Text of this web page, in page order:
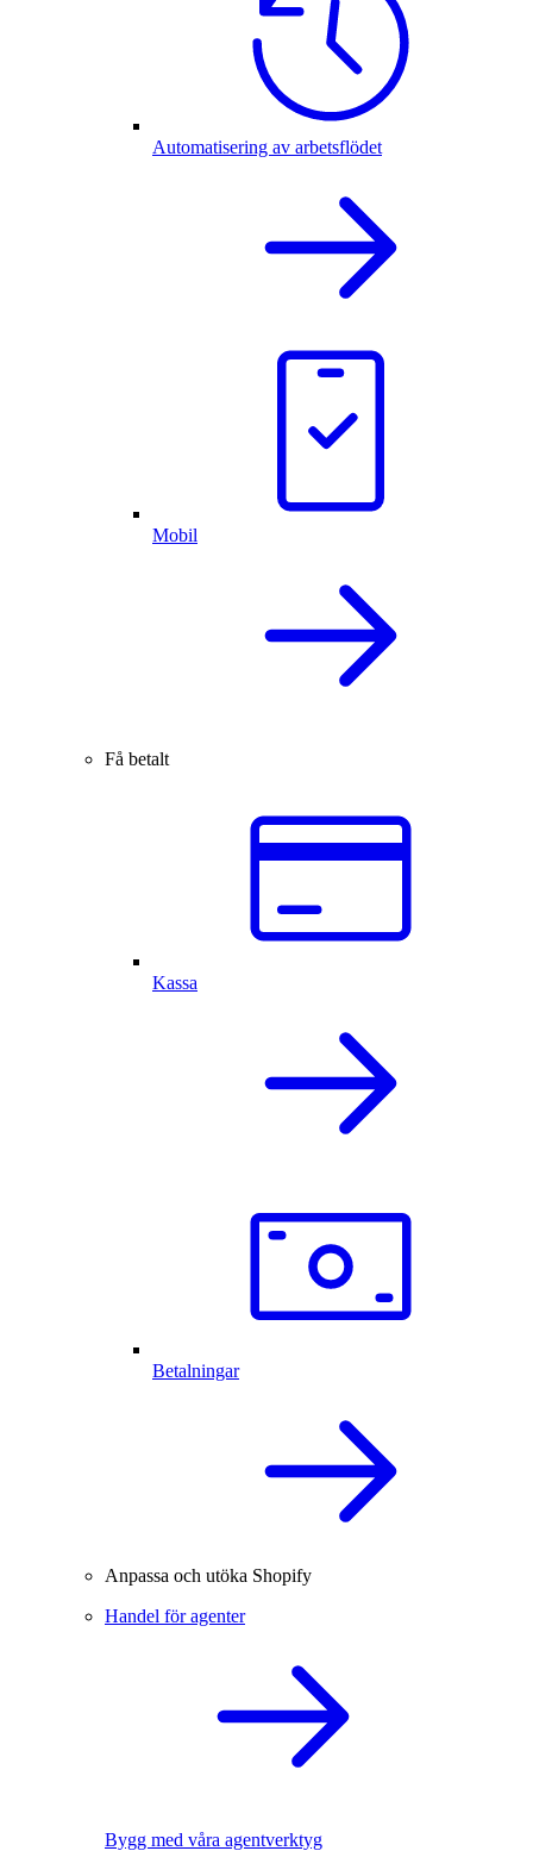
Automatisering av arbetsflödet
Mobil
Få betalt
Kassa
Betalningar
Anpassa och utöka Shopify
Handel för agenter
Bygg med våra agentverktyg